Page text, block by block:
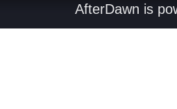
AfterDawn is